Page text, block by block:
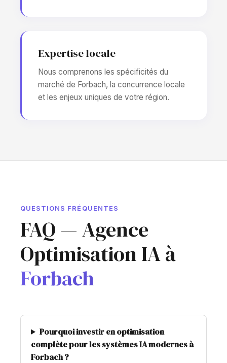
Expertise locale
Nous comprenons les spécificités du
marché de Forbach, la concurrence locale
et les enjeux uniques de votre région.
QUESTIONS FRÉQUENTES
FAQ — Agence
Optimisation IA à
Forbach
Pourquoi investir en optimisation
complète pour les systèmes IA modernes à
Forbach ?